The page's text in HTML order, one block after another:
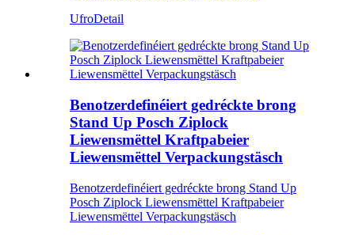
UfroDetail
Benotzerdefinéiert gedréckte brong
Stand Up Posch Ziplock
Liewensmëttel Kraftpabeier
Liewensmëttel Verpackungstäsch
Benotzerdefinéiert gedréckte brong Stand Up
Posch Ziplock Liewensmëttel Kraftpabeier
Liewensmëttel Verpackungstäsch